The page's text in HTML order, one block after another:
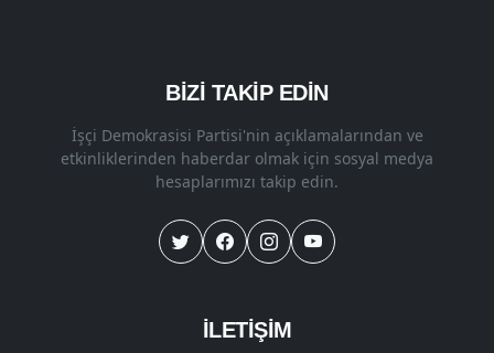
BİZİ TAKİP EDİN
İşçi Demokrasisi Partisi'nin açıklamalarından ve
etkinliklerinden haberdar olmak için sosyal medya
hesaplarımızı takip edin.
İLETİŞİM